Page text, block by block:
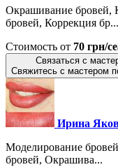
Окрашивание бровей,
бровей, Коррекция бр...
Стоимость от 70 грн/
Связаться с
Свяжитесь с мастером
Ирина
Моделирование
бровей, Окрашива...